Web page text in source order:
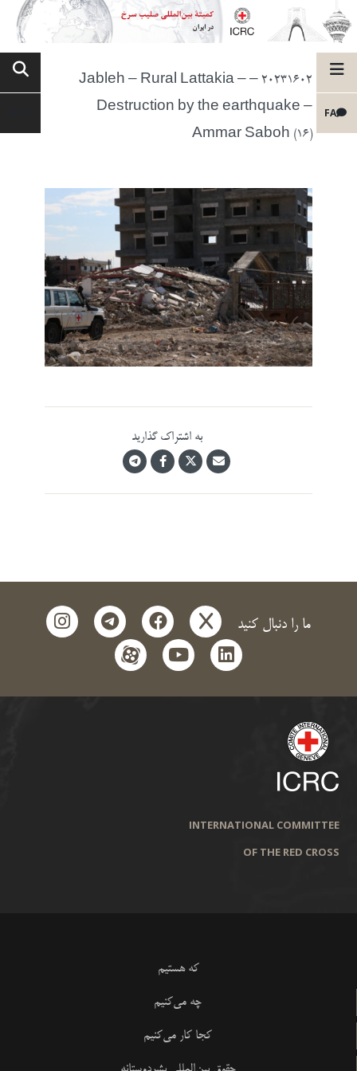
FA
20231602 – Jableh – Rural Lattakia –
Destruction by the earthquake –
Ammar Saboh (16)
به اشتراک گذارید
ما را دنبال کنید x
facebook
telegram
instagram
linkedin
youtube
aparat
INTERNATIONAL COMMITTEE
OF THE RED CROSS
که هستیم
چه می‌کنیم
کجا کار می‌کنیم